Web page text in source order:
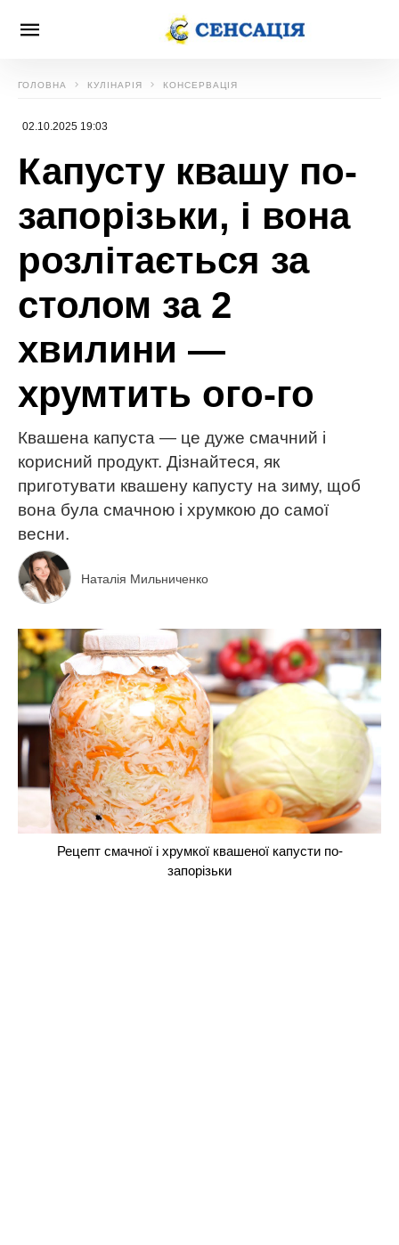
ГОЛОВНА КУЛІНАРІЯ КОНСЕРВАЦІЯ
02.10.2025 19:03
Капусту квашу по-
запорізьки, і вона
розлітається за
столом за 2
хвилини —
хрумтить ого-го
Квашена капуста — це дуже смачний і
корисний продукт. Дізнайтеся, як
приготувати квашену капусту на зиму, щоб
вона була смачною і хрумкою до самої
весни.
Наталія Мильниченко
Рецепт смачної і хрумкої квашеної капусти по-
запорізьки